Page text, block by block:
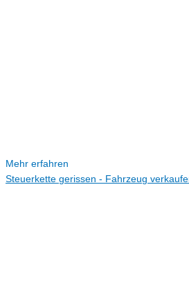
Mehr erfahren
Steuerkette gerissen - Fahrzeug